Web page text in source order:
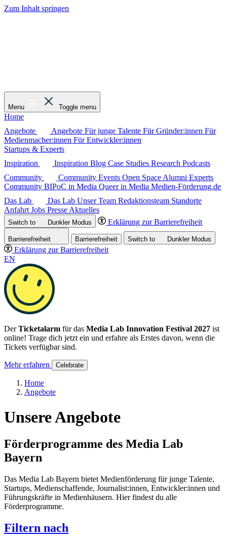
Zum Inhalt springen
Menu Toggle menu
Home
Angebote
Angebote Für junge Talente Für Gründer:innen Für
Medienmacher:innen Für Entwickler:innen
Startups & Experts
Inspiration
Inspiration Blog Case Studies Research Podcasts
Community
Community Events Open Space Alumni Experts
Community BIPoC in Media Queer in Media Medien-Förderung.de
Das Lab
Das Lab Unser Team Redaktionsteam Standorte
Anfahrt Jobs Presse Aktuelles
Switch to DunklerModus Erklärung zur Barrierefreiheit
Barrierefreiheit Barrierefreiheit Switch to DunklerModus
Erklärung zur Barrierefreiheit
EN
DerTicketalarm für das Media Lab Innovation Festival 2027 ist
online! Trage dich jetzt ein und erfahre als Erstes davon, wenn die
Tickets verfügbar sind.
Mehr erfahren Celebrate
Home
Angebote
Unsere Angebote
Förderprogramme des Media Lab
Bayern
Das Media Lab Bayern bietet Medienförderung für junge Talente,
Startups, Medienschaffende, Journalist:innen, Entwickler:innen und
Führungskräfte in Medienhäusern. Hier findest du alle
Förderprogramme.
Filtern nach